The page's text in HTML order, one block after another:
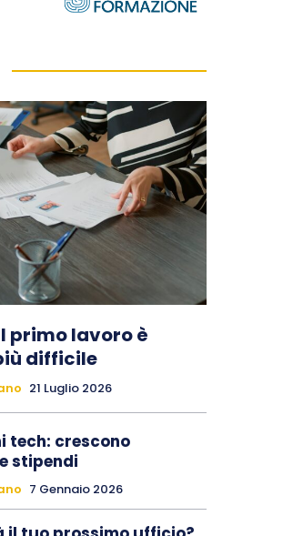
primo lavoro è
difficile
21 Luglio 2026
tech: crescono
stipendi
7 Gennaio 2026